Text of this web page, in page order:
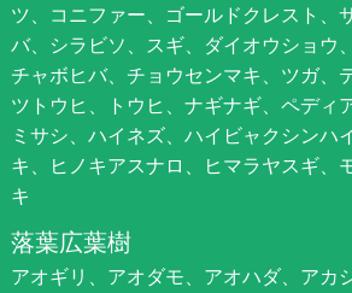
ツ、コニファー、ゴールドクレスト、
バ、シラビソ、スギ、ダイオウショウ
チャボヒバ、チョウセンマキ、ツガ、
ツトウヒ、トウヒ、ナギナギ、ペディ
ミサシ、ハイネズ、ハイビャクシンハ
キ、ヒノキアスナロ、ヒマラヤスギ、
キ
落葉広葉樹
アオギリ、アオダモ、アオハダ、アカ